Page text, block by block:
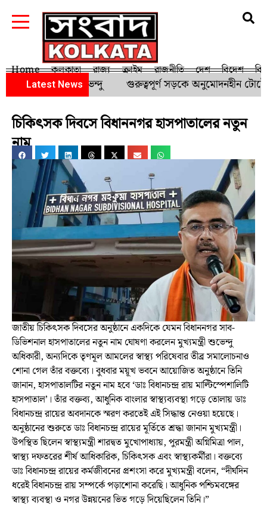
Home কলকাতা রাজ্য ক্রাইম রাজনীতি দেশ বিদেশ
Latest News
ফেললেন শুভেন্দু গুরুত্বপূর্ণ সড়কে অনুমোদনহীন টোটো
চিকিৎসক দিবসে বিধাননগর হাসপাতালের নতুন
নাম
জাতীয় চিকিৎসক দিবসের অনুষ্ঠানে একদিকে যেমন বিধাননগর সাব-
ডিভিশনাল হাসপাতালের নতুন নাম ঘোষণা করলেন মুখ্যমন্ত্রী শুভেন্দু
অধিকারী, অন্যদিকে তৃণমূল আমলের স্বাস্থ্য পরিষেবার তীব্র সমালোচনাও
শোনা গেল তাঁর বক্তব্যে। বুধবার ময়ূখ ভবনে আয়োজিত অনুষ্ঠানে তিনি
জানান, হাসপাতালটির নতুন নাম হবে ‘ডাঃ বিধানচন্দ্র রায় মাল্টিস্পেশালিটি
হাসপাতাল’। তাঁর বক্তব্য, আধুনিক বাংলার স্বাস্থ্যব্যবস্থা গড়ে তোলায় ডাঃ
বিধানচন্দ্র রায়ের অবদানকে স্মরণ করতেই এই সিদ্ধান্ত নেওয়া হয়েছে।
অনুষ্ঠানের শুরুতে ডাঃ বিধানচন্দ্র রায়ের মূর্তিতে শ্রদ্ধা জানান মুখ্যমন্ত্রী।
উপস্থিত ছিলেন স্বাস্থ্যমন্ত্রী শারদ্বত মুখোপাধ্যায়, পুরমন্ত্রী অগ্নিমিত্রা পাল,
স্বাস্থ্য দফতরের শীর্ষ আধিকারিক, চিকিৎসক এবং স্বাস্থ্যকর্মীরা। বক্তব্যে
ডাঃ বিধানচন্দ্র রায়ের কর্মজীবনের প্রশংসা করে মুখ্যমন্ত্রী বলেন, “দীর্ঘদিন
ধরেই বিধানচন্দ্র রায় সম্পর্কে পড়াশোনা করেছি। আধুনিক পশ্চিমবঙ্গের
স্বাস্থ্য ব্যবস্থা ও নগর উন্নয়নের ভিত গড়ে দিয়েছিলেন তিনি।”